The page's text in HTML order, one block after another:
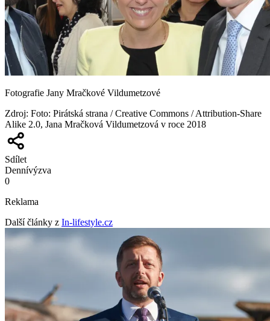
Fotografie Jany Mračkové Vildumetzové
Zdroj: Foto: Pirátská strana / Creative Commons / Attribution-Share
Alike 2.0, Jana Mračková Vildumetzová v roce 2018
Sdílet
Dennívýzva
0
Reklama
Další články z In-lifestyle.cz